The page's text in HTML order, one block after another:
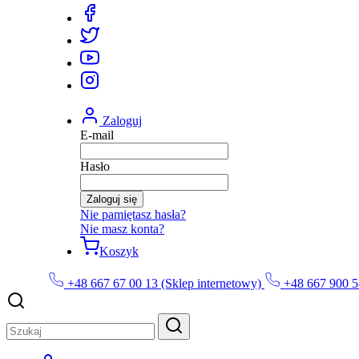
Zaloguj
E-mail
Hasło
Zaloguj się
Nie pamiętasz hasła?
Nie masz konta?
Koszyk
+48 667 67 00 13 (Sklep internetowy) +48 667 900